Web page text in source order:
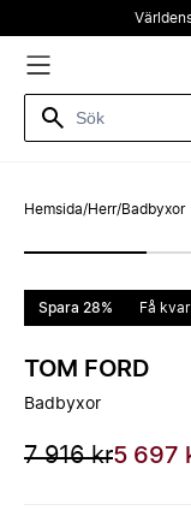
Hemsida/Herr/Badbyxor
Spara 28% Få kvar
TOM FORD
Badbyxor
7 916 kr5 697